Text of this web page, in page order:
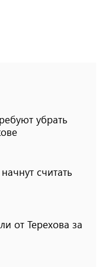
убрать
считать
от Терехова за